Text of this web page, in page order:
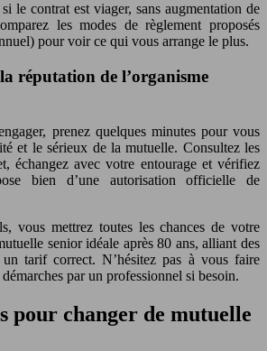
le contrat est viager, sans augmentation de
les modes de règlement proposés
pour voir ce qui vous arrange le plus.
réputation de l’organisme
prenez quelques minutes pour vous
et le sérieux de la mutuelle. Consultez les
échangez avec votre entourage et vérifiez
bien d’une autorisation officielle de
vous mettrez toutes les chances de votre
senior idéale après 80 ans, alliant des
un tarif correct. N’hésitez pas à vous faire
par un professionnel si besoin.
pour changer de mutuelle